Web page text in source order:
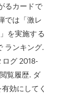
るカードで
では「激レ
を実施する
ランキング.
グ 2018-
覧履歴. ダ
効にしてく